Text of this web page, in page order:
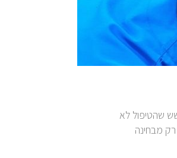
שהטיפול לא
מבחינה